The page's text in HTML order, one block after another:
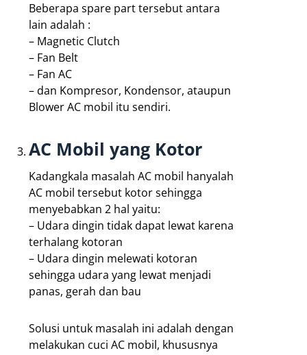
Beberapa spare part tersebut antara
lain adalah :
– Magnetic Clutch
– Fan Belt
– Fan AC
– dan Kompresor, Kondensor, ataupun
Blower AC mobil itu sendiri.
AC Mobil yang Kotor
Kadangkala masalah AC mobil hanyalah
AC mobil tersebut kotor sehingga
menyebabkan 2 hal yaitu:
– Udara dingin tidak dapat lewat karena
terhalang kotoran
– Udara dingin melewati kotoran
sehingga udara yang lewat menjadi
panas, gerah dan bau
Solusi untuk masalah ini adalah dengan
melakukan cuci AC mobil, khususnya